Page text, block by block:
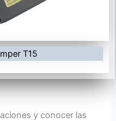
T15
y conocer las